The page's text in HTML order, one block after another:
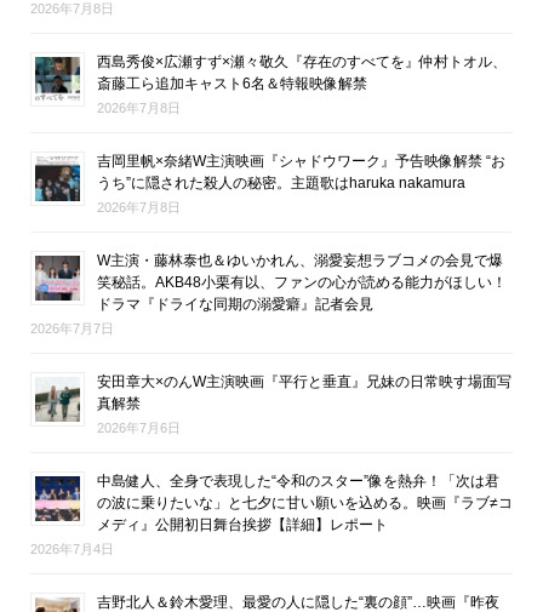
2026年7月8日
西島秀俊×広瀬すず×瀬々敬久『存在のすべてを』仲村トオル、
斎藤工ら追加キャスト6名＆特報映像解禁
2026年7月8日
吉岡里帆×奈緒W主演映画『シャドウワーク』予告映像解禁 “お
うち”に隠された殺人の秘密。主題歌はharuka nakamura
2026年7月8日
W主演・藤林泰也＆ゆいかれん、溺愛妄想ラブコメの会見で爆
笑秘話。AKB48小栗有以、ファンの心が読める能力がほしい！
ドラマ『ドライな同期の溺愛癖』記者会見
2026年7月7日
安田章大×のんW主演映画『平行と垂直』兄妹の日常映す場面写
真解禁
2026年7月6日
中島健人、全身で表現した“令和のスター”像を熱弁！「次は君
の波に乗りたいな」と七夕に甘い願いを込める。映画『ラブ≠コ
メディ』公開初日舞台挨拶【詳細】レポート
2026年7月4日
吉野北人＆鈴木愛理、最愛の人に隠した“裏の顔”…映画『昨夜